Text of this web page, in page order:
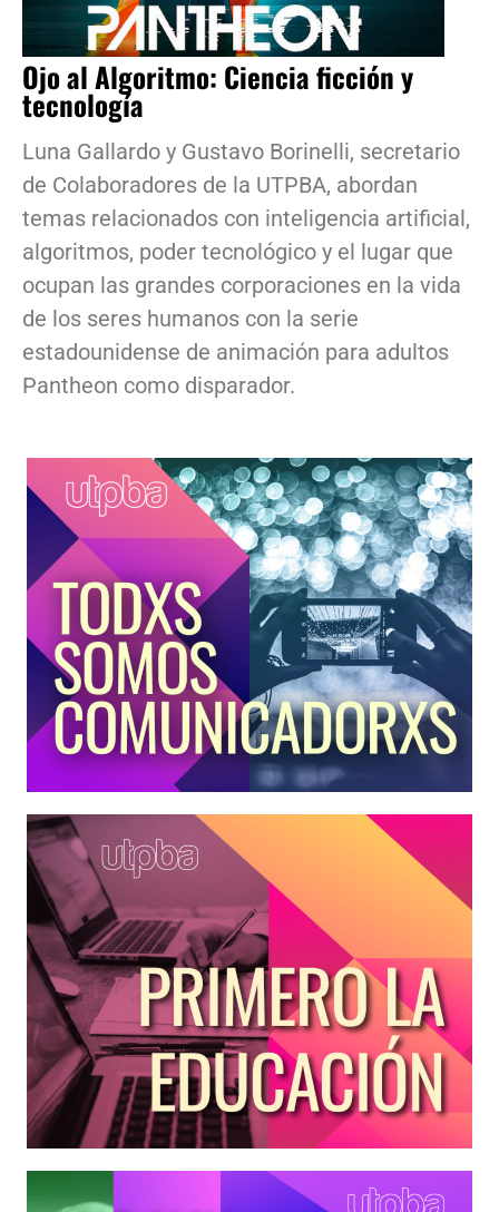
Ojo al Algoritmo: Ciencia ficción y
tecnología
Luna Gallardo y Gustavo Borinelli, secretario
de Colaboradores de la UTPBA, abordan
temas relacionados con inteligencia artificial,
algoritmos, poder tecnológico y el lugar que
ocupan las grandes corporaciones en la vida
de los seres humanos con la serie
estadounidense de animación para adultos
Pantheon como disparador.